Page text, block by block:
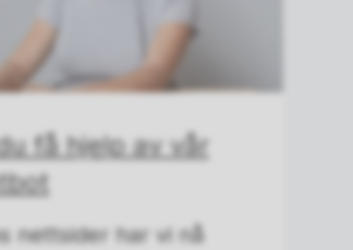
få hjelp av vår
nettsider har vi nå